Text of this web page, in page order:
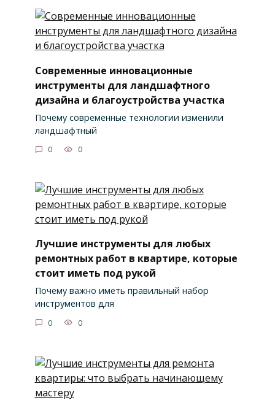
Современные инновационные
инструменты для ландшафтного
дизайна и благоустройства участка
Почему современные технологии изменили
ландшафтный
0 0
Лучшие инструменты для любых
ремонтных работ в квартире, которые
стоит иметь под рукой
Почему важно иметь правильный набор
инструментов для
0 0